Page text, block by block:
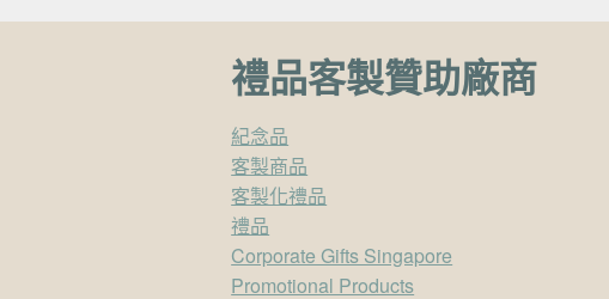
禮品客製贊助廠商
紀念品
客製商品
客製化禮品
禮品
Corporate Gifts Singapore
Promotional Products